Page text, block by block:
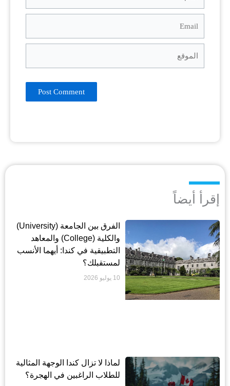
إقرأ أيضاً
الفرق بين الجامعة (University)
والكلية (College) والمعاهد
التطبيقية في كندا: أيهما الأنسب
لمستقبلك؟
10 يوليو 2026
لماذا لا تزال كندا الوجهة المثالية
للطلاب الراغبين في الهجرة؟